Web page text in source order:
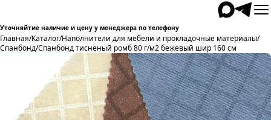
Уточняйтие наличие и цену у менеджера по телефону
Главная/Каталог/Наполнители для мебели и прокладочные материалы/
Спанбонд/Спанбонд тисненый ромб 80 г/м2 бежевый шир 160 см